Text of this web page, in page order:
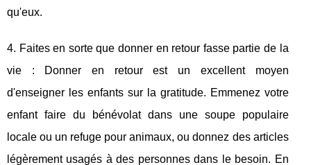
qu'eux.
4. Faites en sorte que donner en retour fasse partie de la
vie : Donner en retour est un excellent moyen
d'enseigner les enfants sur la gratitude. Emmenez votre
enfant faire du bénévolat dans une soupe populaire
locale ou un refuge pour animaux, ou donnez des articles
légèrement usagés à des personnes dans le besoin. En